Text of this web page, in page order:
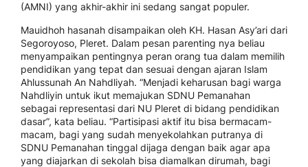
(AMNI) yang akhir-akhir ini sedang sangat populer.
Mauidhoh hasanah disampaikan oleh KH. Hasan Asy’ari dari
Segoroyoso, Pleret. Dalam pesan parenting nya beliau
menyampaikan pentingnya peran orang tua dalam memilih
pendidikan yang tepat dan sesuai dengan ajaran Islam
Ahlussunah An Nahdliyah. “Menjadi keharusan bagi warga
Nahdliyin untuk ikut memajukan SDNU Pemanahan
sebagai representasi dari NU Pleret di bidang pendidikan
dasar”, kata beliau. “Partisipasi aktif itu bisa bermacam-
macam, bagi yang sudah menyekolahkan putranya di
SDNU Pemanahan tinggal dijaga dengan baik agar apa
yang diajarkan di sekolah bisa diamalkan dirumah, bagi